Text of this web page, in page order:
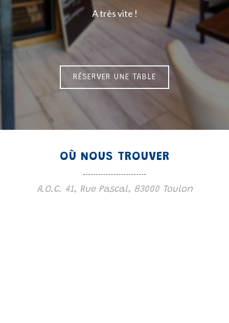
A très vite !
RÉSERVER UNE TABLE
OÙ NOUS TROUVER
A.O.C. 41, Rue Pascal, 83000 Toulon